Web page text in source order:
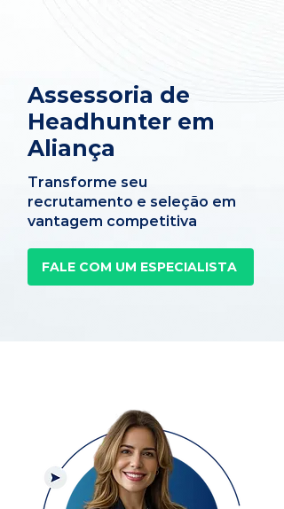
Assessoria de
Headhunter em
Aliança
Transforme seu
recrutamento e seleção em
vantagem competitiva
FALE COM UM ESPECIALISTA